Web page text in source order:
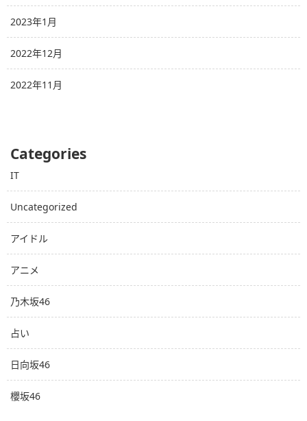
2023年1月
2022年12月
2022年11月
Categories
IT
Uncategorized
アイドル
アニメ
乃木坂46
占い
日向坂46
櫻坂46